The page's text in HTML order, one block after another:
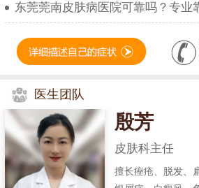
东莞莞南皮肤病医院可靠吗？专业
医生团队
殷芳
皮肤科主任
擅长痤疮、脱发、